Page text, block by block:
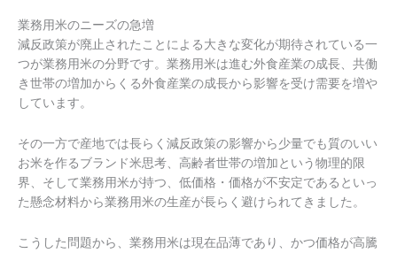
業務用米のニーズの急増
減反政策が廃止されたことによる大きな変化が期待されている一
つが業務用米の分野です。業務用米は進む外食産業の成長、共働
き世帯の増加からくる外食産業の成長から影響を受け需要を増や
しています。
その一方で産地では長らく減反政策の影響から少量でも質のいい
お米を作るブランド米思考、高齢者世帯の増加という物理的限
界、そして業務用米が持つ、低価格・価格が不安定であるといっ
た懸念材料から業務用米の生産が長らく避けられてきました。
こうした問題から、業務用米は現在品薄であり、かつ価格が高騰